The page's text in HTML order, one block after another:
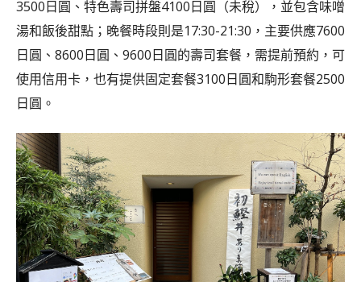
3500日圓、特色壽司拼盤4100日圓（未稅），並包含味噌
湯和飯後甜點；晚餐時段則是17:30-21:30，主要供應7600
日圓、8600日圓、9600日圓的壽司套餐，需提前預約，可
使用信用卡，也有提供固定套餐3100日圓和駒形套餐2500
日圓。